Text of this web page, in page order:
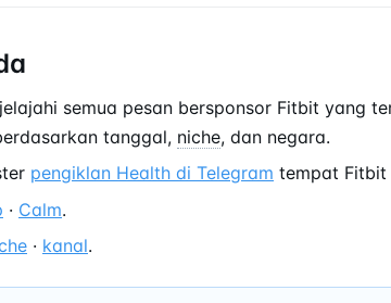
semua pesan bersponsor Fitbit yang
tanggal, niche, dan negara.
pengiklan Health di Telegram tempat Fitbit
· Calm.
· kanal.